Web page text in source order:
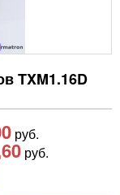
TXM1.16D
руб.
руб.